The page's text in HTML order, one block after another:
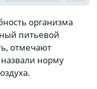
организма
питьевой
отмечают
норму